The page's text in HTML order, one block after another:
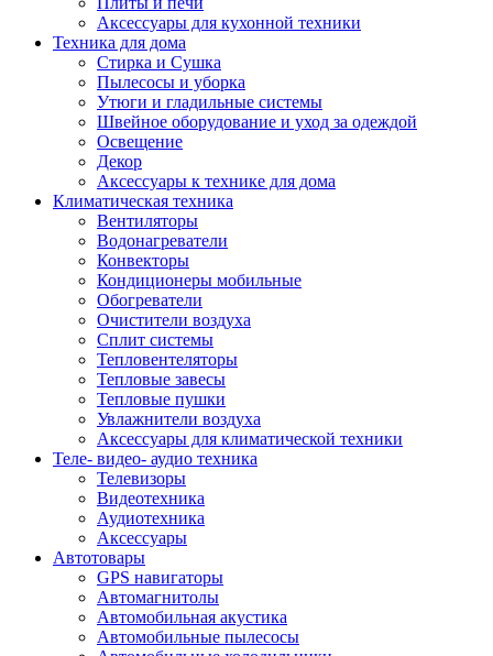
Аксессуары для кухонной техники
Техника для дома
Стирка и Сушка
Пылесосы и уборка
Утюги и гладильные системы
Швейное оборудование и уход за одеждой
Освещение
Декор
Аксессуары к технике для дома
Климатическая техника
Вентиляторы
Водонагреватели
Конвекторы
Кондиционеры мобильные
Обогреватели
Очистители воздуха
Сплит системы
Тепловентеляторы
Тепловые завесы
Тепловые пушки
Увлажнители воздуха
Аксессуары для климатической техники
Теле- видео- аудио техника
Телевизоры
Видеотехника
Аудиотехника
Аксессуары
Автотовары
GPS навигаторы
Автомагнитолы
Автомобильная акустика
Автомобильные пылесосы